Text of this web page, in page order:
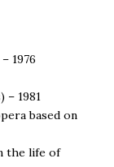
1976
– 1981
based on
the life of